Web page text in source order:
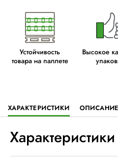
Устойчивость
товара на паллете
Высокое
ХАРАКТЕРИСТИКИ ОПИСАНИЕ
Характеристики